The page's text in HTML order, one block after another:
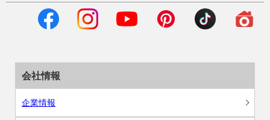
会社情報
企業情報